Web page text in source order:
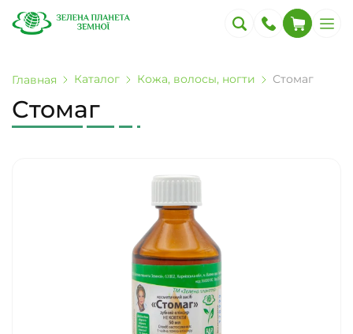
Главная Каталог Кожа, волосы, ногти Стомаг
Стомаг